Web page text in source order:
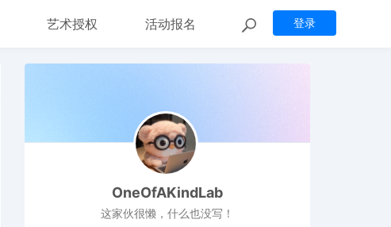
登录
艺术授权 活动报名
OneOfAKindLab
这家伙很懒，什么也没写！